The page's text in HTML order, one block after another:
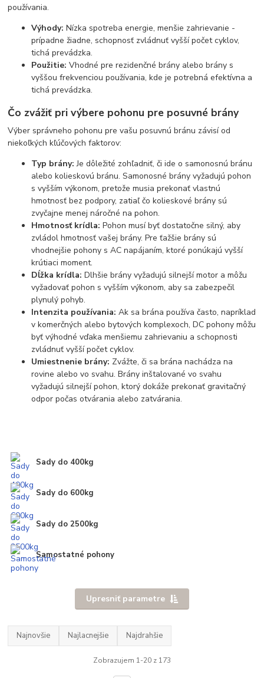
používania.
Výhody: Nízka spotreba energie, menšie zahrievanie -
prípadne žiadne, schopnosť zvládnuť vyšší počet cyklov,
tichá prevádzka.
Použitie: Vhodné pre rezidenčné brány alebo brány s
vyššou frekvenciou používania, kde je potrebná efektívna a
tichá prevádzka.
Čo zvážiť pri výbere pohonu pre posuvné brány
Výber správneho pohonu pre vašu posuvnú bránu závisí od
niekoľkých kľúčových faktorov:
Typ brány: Je dôležité zohľadniť, či ide o samonosnú bránu
alebo kolieskovú bránu. Samonosné brány vyžadujú pohon
s vyšším výkonom, pretože musia prekonať vlastnú
hmotnosť bez podpory, zatiaľ čo kolieskové brány sú
zvyčajne menej náročné na pohon.
Hmotnosť krídla: Pohon musí byť dostatočne silný, aby
zvládol hmotnosť vašej brány. Pre ťažšie brány sú
vhodnejšie pohony s AC napájaním, ktoré ponúkajú vyšší
krútiaci moment.
Dĺžka krídla: Dlhšie brány vyžadujú silnejší motor a môžu
vyžadovať pohon s vyšším výkonom, aby sa zabezpečil
plynulý pohyb.
Intenzita používania: Ak sa brána používa často, napríklad
v komerčných alebo bytových komplexoch, DC pohony môžu
byť výhodné vďaka menšiemu zahrievaniu a schopnosti
zvládnuť vyšší počet cyklov.
Umiestnenie brány: Zvážte, či sa brána nachádza na
rovine alebo vo svahu. Brány inštalované vo svahu
vyžadujú silnejší pohon, ktorý dokáže prekonať gravitačný
odpor počas otvárania alebo zatvárania.
Sady do 400kg
Sady do 600kg
Sady do 2500kg
Samostatné pohony
Upresniť parametre
Najnovšie Najlacnejšie Najdrahšie
Zobrazujem 1-20 z 173